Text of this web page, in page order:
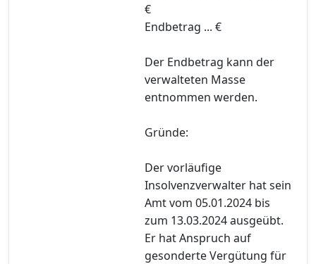
€
Endbetrag ... €
Der Endbetrag kann der
verwalteten Masse
entnommen werden.
Gründe:
Der vorläufige
Insolvenzverwalter hat sein
Amt vom 05.01.2024 bis
zum 13.03.2024 ausgeübt.
Er hat Anspruch auf
gesonderte Vergütung für